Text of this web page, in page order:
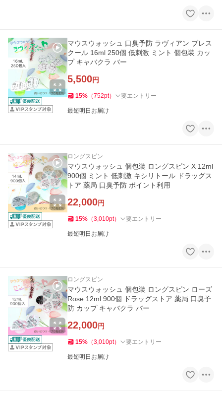
マウスウォッシュ 口臭予防 ラヴィアン ブレス
クール 16ml 250個 低刺激 ミント 個包装 カッ
プ キャバクラ バー
5,500円
15% （752pt） 要エントリー
最短明日お届け
ロングスピン
マウスウォッシュ 個包装 ロングスピン X 12ml
900個 ミント 低刺激 キシリトール ドラッグス
トア 薬局 口臭予防 ポイント利用
22,000円
15% （3,010pt） 要エントリー
最短明日お届け
ロングスピン
マウスウォッシュ 個包装 ロングスピン ローズ
Rose 12ml 900個 ドラッグストア 薬局 口臭予
防 カップ キャバクラ バー
22,000円
15% （3,010pt） 要エントリー
最短明日お届け